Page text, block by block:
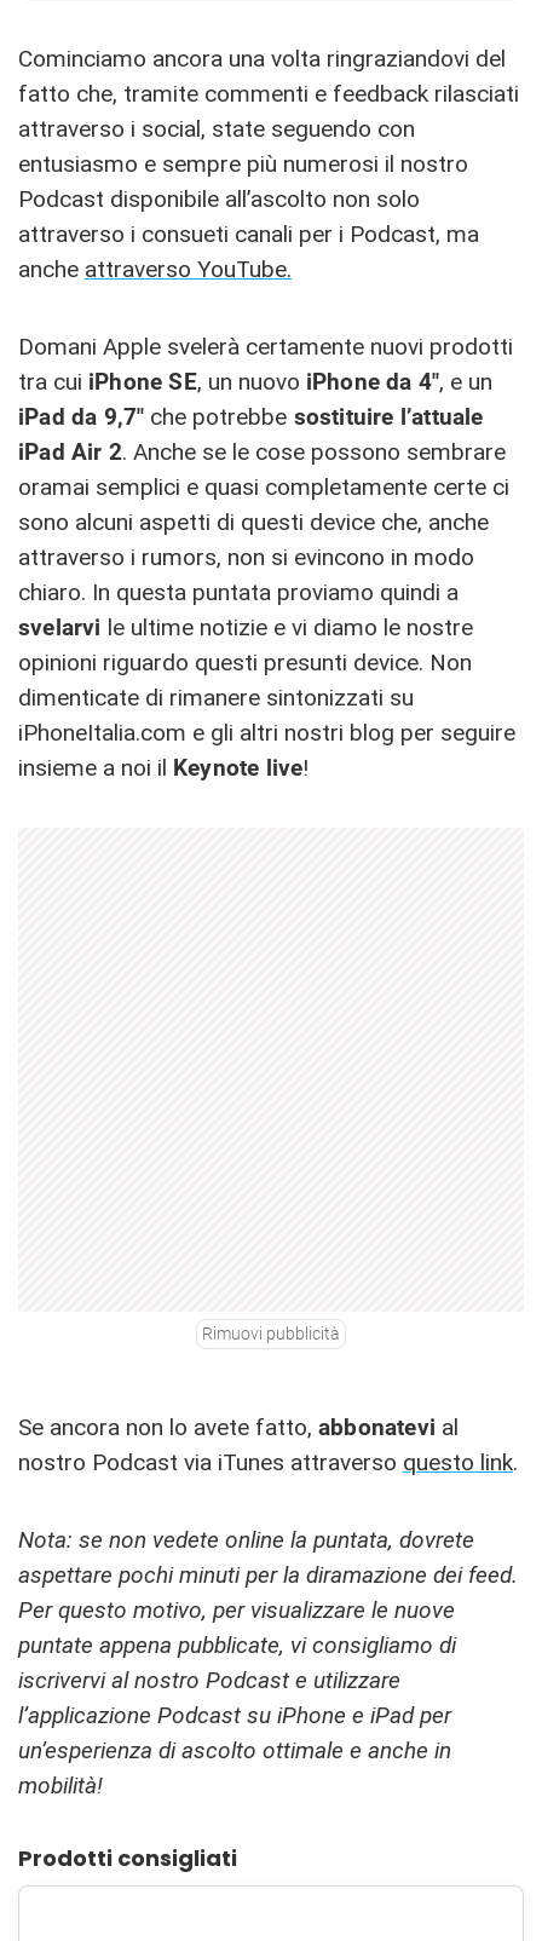
Cominciamo ancora una volta ringraziandovi del
fatto che, tramite commenti e feedback rilasciati
attraverso i social, state seguendo con
entusiasmo e sempre più numerosi il nostro
Podcast disponibile all’ascolto non solo
attraverso i consueti canali per i Podcast, ma
anche attraverso YouTube.
Domani Apple svelerà certamente nuovi prodotti
tra cui iPhone SE, un nuovo iPhone da 4″, e un
iPad da 9,7″ che potrebbe sostituire l’attuale
iPad Air 2. Anche se le cose possono sembrare
oramai semplici e quasi completamente certe ci
sono alcuni aspetti di questi device che, anche
attraverso i rumors, non si evincono in modo
chiaro. In questa puntata proviamo quindi a
svelarvi le ultime notizie e vi diamo le nostre
opinioni riguardo questi presunti device. Non
dimenticate di rimanere sintonizzati su
iPhoneItalia.com e gli altri nostri blog per seguire
insieme a noi il Keynote live!
Rimuovi pubblicità
Se ancora non lo avete fatto, abbonatevi al
nostro Podcast via iTunes attraverso questo link.
Nota: se non vedete online la puntata, dovrete
aspettare pochi minuti per la diramazione dei feed.
Per questo motivo, per visualizzare le nuove
puntate appena pubblicate, vi consigliamo di
iscrivervi al nostro Podcast e utilizzare
l’applicazione Podcast su iPhone e iPad per
un’esperienza di ascolto ottimale e anche in
mobilità!
Prodotti consigliati